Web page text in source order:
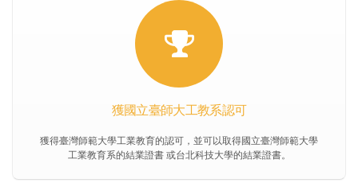
獲國立臺師大工教系認可
獲得臺灣師範大學工業教育的認可，並可以取得國立臺灣師範大學
工業教育系的結業證書 或台北科技大學的結業證書。